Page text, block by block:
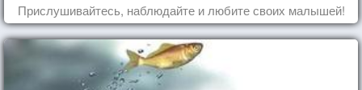
Прислушивайтесь, наблюдайте и любите своих малышей!